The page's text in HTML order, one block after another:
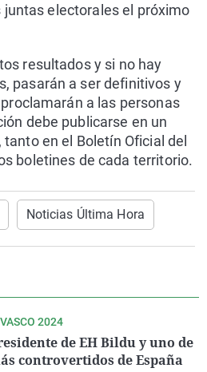
electorales el próximo
resultados y si no hay
pasarán a ser definitivos y
a las personas
debe publicarse en un
en el Boletín Oficial del
boletines de cada territorio.
Noticias Última Hora
2024
de EH Bildu y uno de
controvertidos de España